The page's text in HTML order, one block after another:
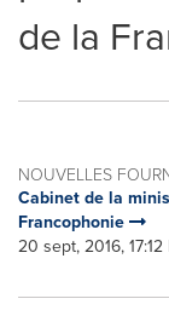
de la
NOUVELLES
Cabinet de la
Francophonie
20 sept, 2016, 17:12